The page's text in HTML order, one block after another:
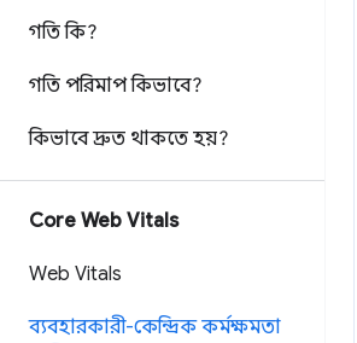
গতি কি?
গতি পরিমাপ কিভাবে?
কিভাবে দ্রুত থাকতে হয়?
Core Web Vitals
Web Vitals
ব্যবহারকারী-কেন্দ্রিক কর্মক্ষমতা